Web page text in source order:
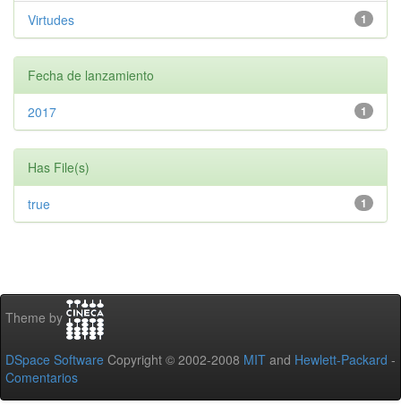
1
Virtudes
Fecha de lanzamiento
1
2017
Has File(s)
1
true
Theme by
DSpace Software Copyright © 2002-2008 MIT and Hewlett-Packard -
Comentarios